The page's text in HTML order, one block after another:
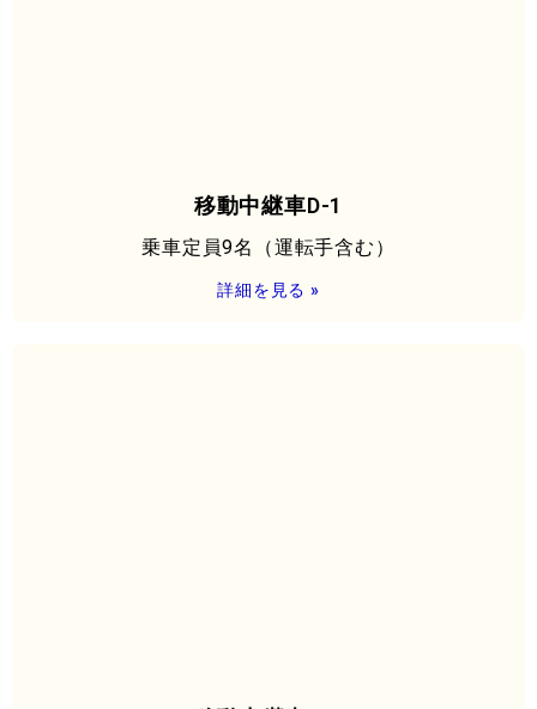
移動中継車D-1
乗車定員9名（運転手含む）
詳細を見る »